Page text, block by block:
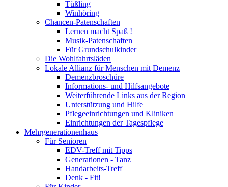
Tüßling
Winhöring
Chancen-Patenschaften
Lernen macht Spaß !
Musik-Patenschaften
Für Grundschulkinder
Die Wohlfahrtsläden
Lokale Allianz für Menschen mit Demenz
Demenzbroschüre
Informations- und Hilfsangebote
Weiterführende Links aus der Region
Unterstützung und Hilfe
Pflegeeinrichtungen und Kliniken
Einrichtungen der Tagespflege
Mehrgenerationenhaus
Für Senioren
EDV-Treff mit Tipps
Generationen - Tanz
Handarbeits-Treff
Denk - Fit!